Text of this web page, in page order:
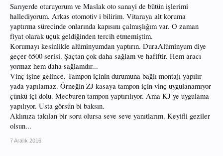
hesapla programını fark ettim ve at lastik hayalim gerçek oldu
Sadece jant bulmakta zorlandım bijon olçüleri tutuyor bilezik olçüsünü
tutturamadık onuda hyundai araçların bütün 16 inç jantlarını inceleyerek çözdük
ve çok da güzel oldu ve bu lastiklerin benim kullanıma göre beni yolda
bırakmayacağına inanıyorum yalan değil vitarada verdiğiniz lastik örneğini ben
İX35 ile yaşadım ve yolda kalıp geri döndüm
Sadece vinç uygulaması,motor altı ve şanzuman koruması yaptırıcam korumalar
hariç vinç uygulaması için yapacak usta ve firmalardan olumsuz yanıtını aldık
fakat son olarak maslak oto sanayide arkas otomotiv var aradım görüştüm araçı
getir görmem lazım dedi gerçekten wep sitelerini kontrol ettim işimi görecek gibi
geldi bana ve duster'a vinç uygulama videosunu izledik den
Sarıyerde oturuyorum ve Maslak oto sanayi de bütün işlerimi
hallediyorum. Arkas otomotiv i bilirim. Vitaraya alt koruma
yaptırma sürecinde onlarında kapısını çalmışlığım var. O zaman
fiyat olarak uçuk geldiğinden tercih etmemiştim.
Korumayı kesinlikle alüminyumdan yaptırın. DuraAlüminyum diye
geçer 6500 serisi. Şaçtan çok daha sağlam ve hafiftir. Hem aracı
yormaz hem daha sağlamdır...
Vinç işine gelince. Tampon içinin durumuna bağlı montajı yapılır
yada yapılamaz. Örneğin ZJ kasaya tampon için vinç uygulanamıyor
çünkü içi dolu. Mecburen tampon yaptırılıyor. Ama KJ ye uygulama
yapılıyor. Usta görsün bi baksın.
Aklınıza takılan bir soru olursa seve seve yanıtlarım. Keyifli geziler
olsun...
7 Aralık 2016